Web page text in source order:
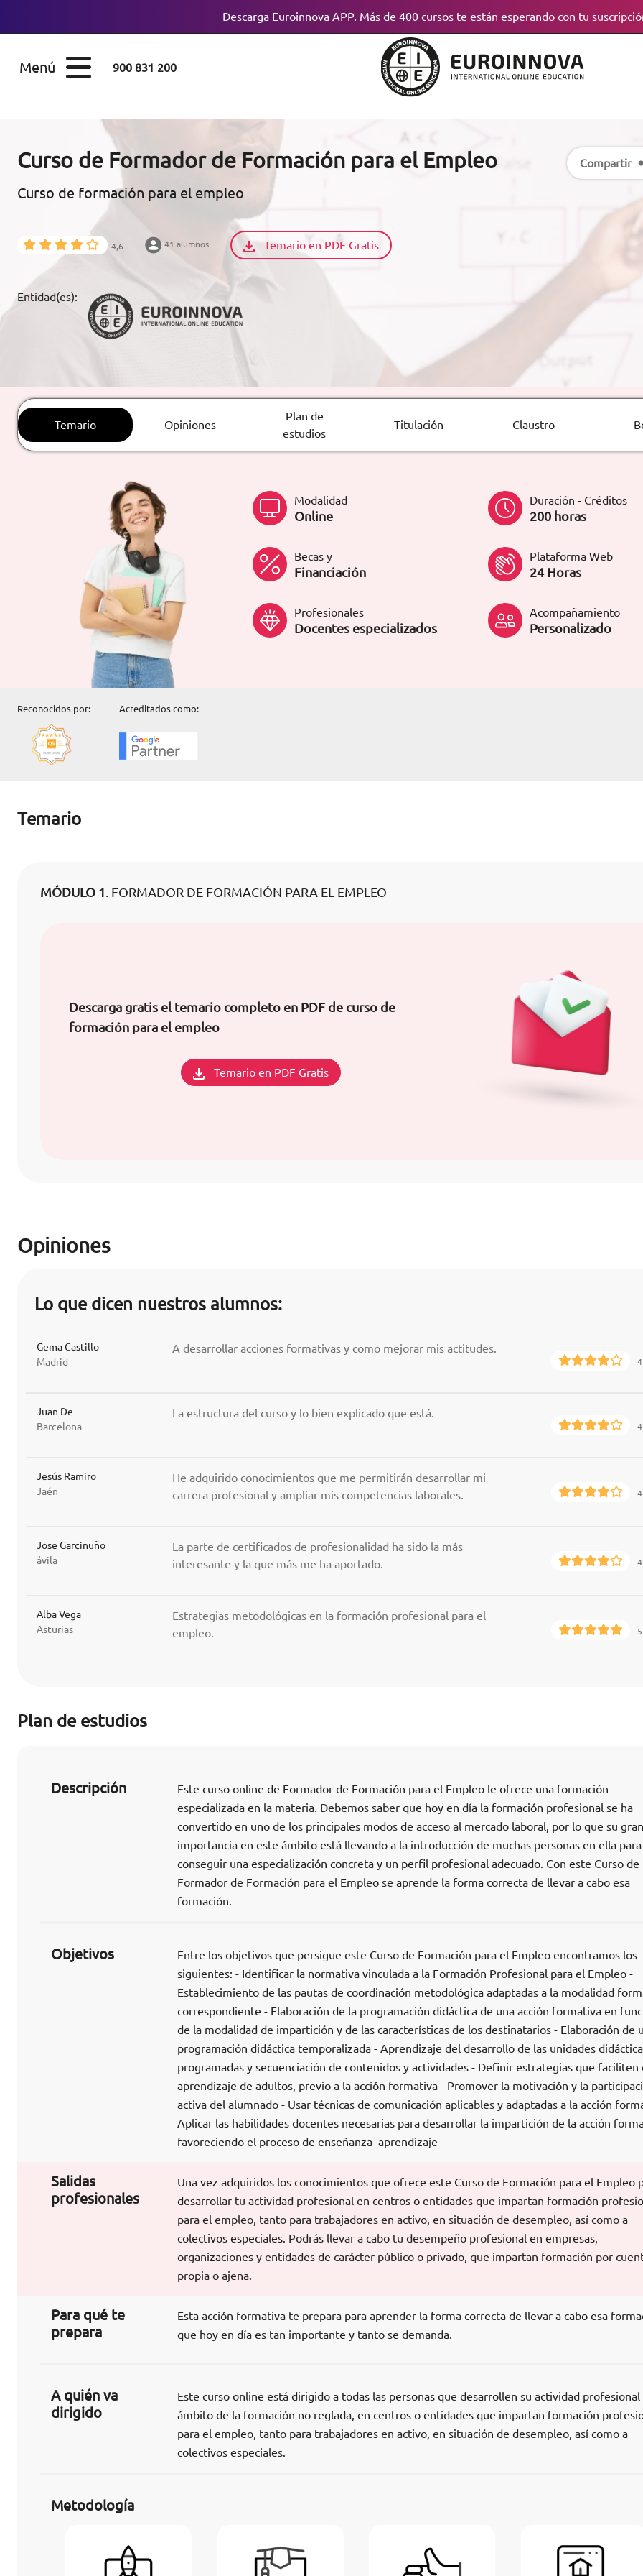
Descarga Euroinnova APP. Más de 400 cursos te están esperando con tu
Menú 900 831 200
FINANCIACIÓN
RECURSOS
EDUCATIVOS
ORIENTACIÓN
LABORAL
(gratuito en
formacion@euroinnova.com
TRABAJA CON NOSOTROS
ESTUDIOS
Licenciaturas
Doctorados
Maestría
Diplomados
Certificados de
Curso de Formador de Formación para el Empleo
Curso de formación para el empleo
4,6 41 alumnos Temario en PDF Gratis
Entidad(es):
Compartir
Temario Opiniones
Plan de
estudios
Titulación Claustro
Modalidad
Online
Duración - Créditos
200 horas
Becas y
Financiación
Plataforma Web
24 Horas
Profesionales
Docentes especializados
Acompañamiento
Personalizado
Reconocidos por: Acreditados como:
Temario
MÓDULO 1. FORMADOR DE FORMACIÓN PARA EL EMPLEO
Descarga gratis el temario completo en PDF de curso de
formación para el empleo
Temario en PDF Gratis
Opiniones
Lo que dicen nuestros alumnos:
Gema Castillo
Madrid
A desarrollar acciones formativas y como mejorar mis actitudes.
4
Juan De
Barcelona
La estructura del curso y lo bien explicado que está.
4
Jesús Ramiro
Jaén
He adquirido conocimientos que me permitirán desarrollar mi
carrera profesional y ampliar mis competencias laborales.
4
Jose Garcinuño
ávila
La parte de certificados de profesionalidad ha sido la más
interesante y la que más me ha aportado.
4
Alba Vega
Asturias
Estrategias metodológicas en la formación profesional para el
empleo.
5
Plan de estudios
Descripción
Este curso online de Formador de Formación para el Empleo le ofrece una formación
especializada en la materia. Debemos saber que hoy en día la formación profesional se ha
convertido en uno de los principales modos de acceso al mercado laboral, por lo que su gran
importancia en este ámbito está llevando a la introducción de muchas personas en ella para
conseguir una especialización concreta y un perfil profesional adecuado. Con este Curso de
Formador de Formación para el Empleo se aprende la forma correcta de llevar a cabo esa
formación.
Objetivos
Entre los objetivos que persigue este Curso de Formación para el Empleo encontramos los
siguientes: - Identificar la normativa vinculada a la Formación Profesional para el Empleo -
Establecimiento de las pautas de coordinación metodológica adaptadas a la modalidad
correspondiente - Elaboración de la programación didáctica de una acción formativa en
de la modalidad de impartición y de las características de los destinatarios - Elaboración de
programación didáctica temporalizada - Aprendizaje del desarrollo de las unidades
programadas y secuenciación de contenidos y actividades - Definir estrategias que faciliten
aprendizaje de adultos, previo a la acción formativa - Promover la motivación y la
activa del alumnado - Usar técnicas de comunicación aplicables y adaptadas a la acción
Aplicar las habilidades docentes necesarias para desarrollar la impartición de la acción
favoreciendo el proceso de enseñanza–aprendizaje
Salidas
profesionales
Una vez adquiridos los conocimientos que ofrece este Curso de Formación para el Empleo
desarrollar tu actividad profesional en centros o entidades que impartan formación
para el empleo, tanto para trabajadores en activo, en situación de desempleo, así como a
colectivos especiales. Podrás llevar a cabo tu desempeño profesional en empresas,
organizaciones y entidades de carácter público o privado, que impartan formación por
propia o ajena.
Para qué te
prepara
Esta acción formativa te prepara para aprender la forma correcta de llevar a cabo esa
que hoy en día es tan importante y tanto se demanda.
A quién va
dirigido
Este curso online está dirigido a todas las personas que desarrollen su actividad profesional
ámbito de la formación no reglada, en centros o entidades que impartan formación
para el empleo, tanto para trabajadores en activo, en situación de desempleo, así como a
colectivos especiales.
Metodología